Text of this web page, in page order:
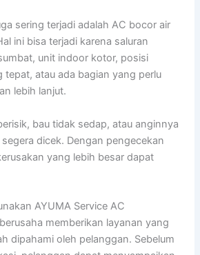
sering terjadi adalah AC bocor air
ini bisa terjadi karena saluran
unit indoor kotor, posisi
tepat, atau ada bagian yang perlu
lebih lanjut.
bau tidak sedap, atau anginnya
dicek. Dengan pengecekan
yang lebih besar dapat
AYUMA Service AC
memberikan layanan yang
dipahami oleh pelanggan. Sebelum